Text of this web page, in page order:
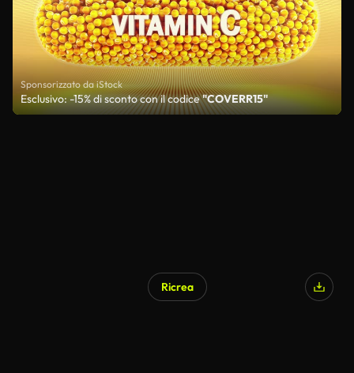
Sponsorizzato da iStock
Esclusivo: -15% di sconto con il codice"COVERR15"
Ricrea